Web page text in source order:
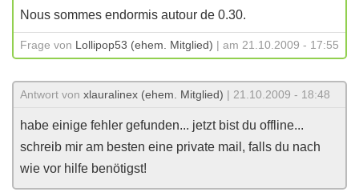
Nous sommes endormis autour de 0.30.
Frage von Lollipop53 (ehem. Mitglied) | am 21.10.2009 - 17:55
Antwort von xlauralinex (ehem. Mitglied) | 21.10.2009 - 18:48
habe einige fehler gefunden... jetzt bist du offline...
schreib mir am besten eine private mail, falls du nach
wie vor hilfe benötigst!